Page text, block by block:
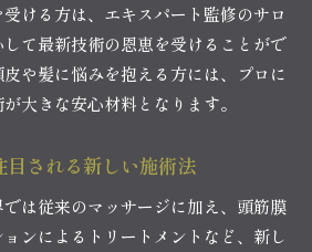
で気をつけたいリスクと対策ポイン
が語るヘッドスパ安全性の真実
ドスパを選ぶための見極め方とは
ヘッドスパの選び方
ける方は、エキスパート監修のサロ
て最新技術の恩恵を受けることがで
や髪に悩みを抱える方には、プロに
大きな安心材料となります。
される新しい施術法
は従来のマッサージに加え、頭筋膜
ンによるトリートメントなど、新し